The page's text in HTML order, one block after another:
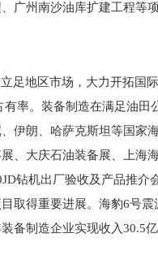
广州南沙油库扩建工程等
足地区市场，大力开拓国
率。装备制造在满足油
伊朗、哈萨克斯坦等国家
、大庆石油装备展、上海
钻机出厂验收及产品推
取得重要进展。海豹6号
备制造企业实现收入30.5